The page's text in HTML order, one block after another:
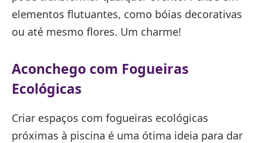
elementos flutuantes, como bóias decorativas
ou até mesmo flores. Um charme!
Aconchego com Fogueiras
Ecológicas
Criar espaços com fogueiras ecológicas
próximas à piscina é uma ótima ideia para dar